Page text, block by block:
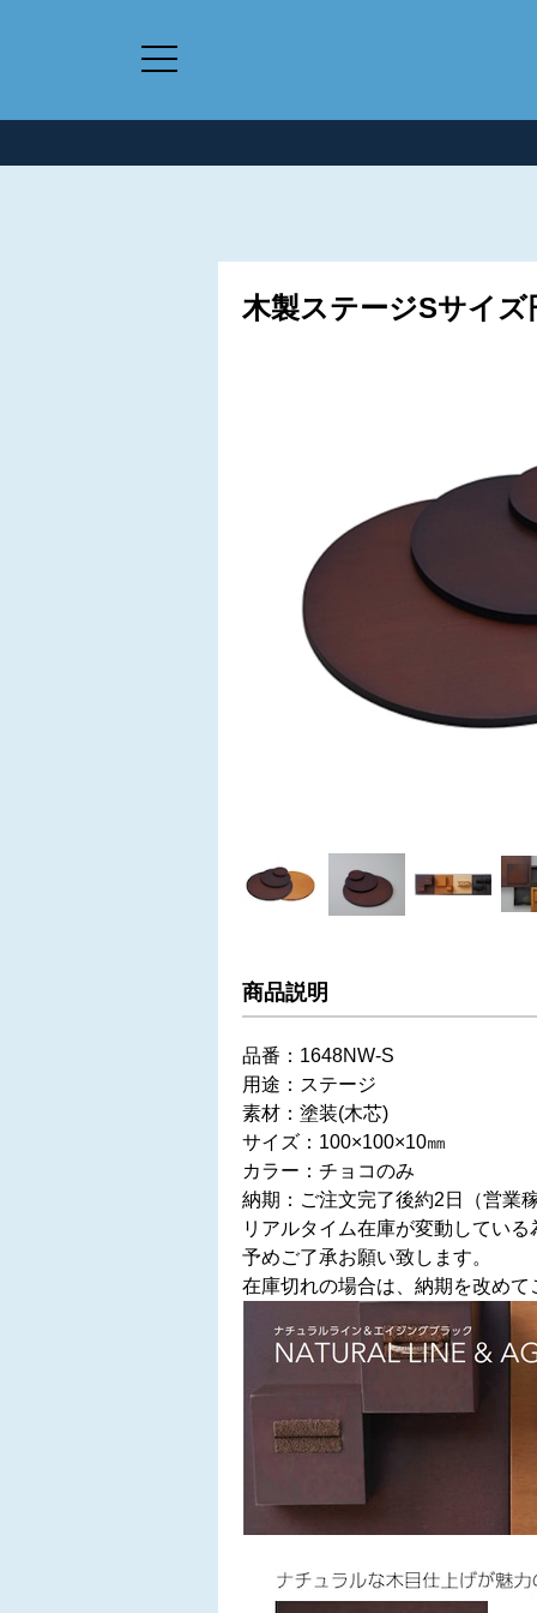
木製ステージSサイ
商品説明
品番：1648NW-S
用途：ステージ
素材：塗装(木芯)
サイズ：100×100×10㎜
カラー：チョコのみ
納期：ご注文完了後約2日（営業
リアルタイム在庫が変動してい
予めご了承お願い致します。
在庫切れの場合は、納期を改め